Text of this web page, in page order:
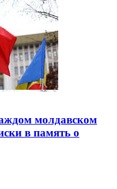
молдавском
в память о